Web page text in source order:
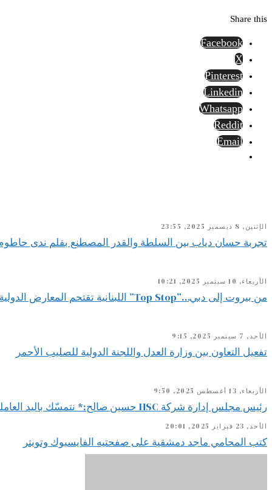
Share this
Facebook
X
Pinterest
Linkedin
Whatsapp
Reddit
Email
الإثنين, 8 ديسمبر 2025, 23:55
تجربة حسان دياب بين السلطة والقدر المصطنع بقلم ندى
الأربعاء, 10 سبتمبر 2025, 10:21
من بيروت إلى دبي…”Top Stop” اللبنانية تقتحم المعارض الدولية
الأحد, 7 سبتمبر 2025, 9:15
تفعيل التعاون بين وزارة العدل واللجنة الدولية للصليب الأحمر
الأربعاء, 13 أغسطس 2025, 9:50
رئيس مجلس إدارة شركة HSC حسين صالح:* نتمسّك باليد العاملة اللبنانية ونصر على استقطابها لأنها ضمانة استمرارنا ونجاحنا كخلية نحل لا تهدأ
الأحد, 23 فبراير 2025, 20:01
كتب المحامي ماجد دمشقية على صفحتيه الفايسبوك وتويتر